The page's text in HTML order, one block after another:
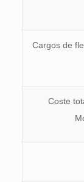
Cargos de
Coste